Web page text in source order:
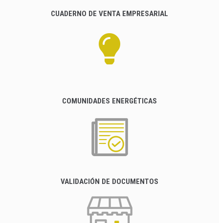
CUADERNO DE VENTA EMPRESARIAL
COMUNIDADES ENERGÉTICAS
VALIDACIÓN DE DOCUMENTOS